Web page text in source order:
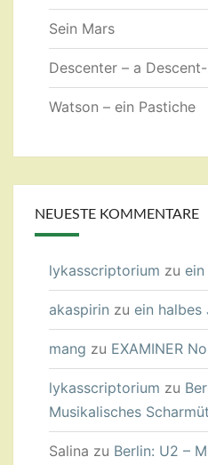
Sein Mars
Descenter – a
Watson – ein Pastiche
NEUESTE KOMMENTARE
lykasscriptorium zu
akaspirin zu ein halbes
mang zu EXAMINER
lykasscriptorium zu
Musikalisches
Salina zu Berlin: U2 –